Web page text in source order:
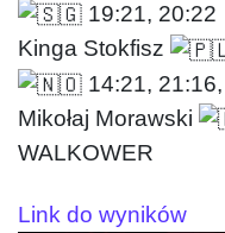
19:21, 20:22
Kinga Stokfisz
14:21,
Mikołaj Morawski
WALKOWER
Link do wyników